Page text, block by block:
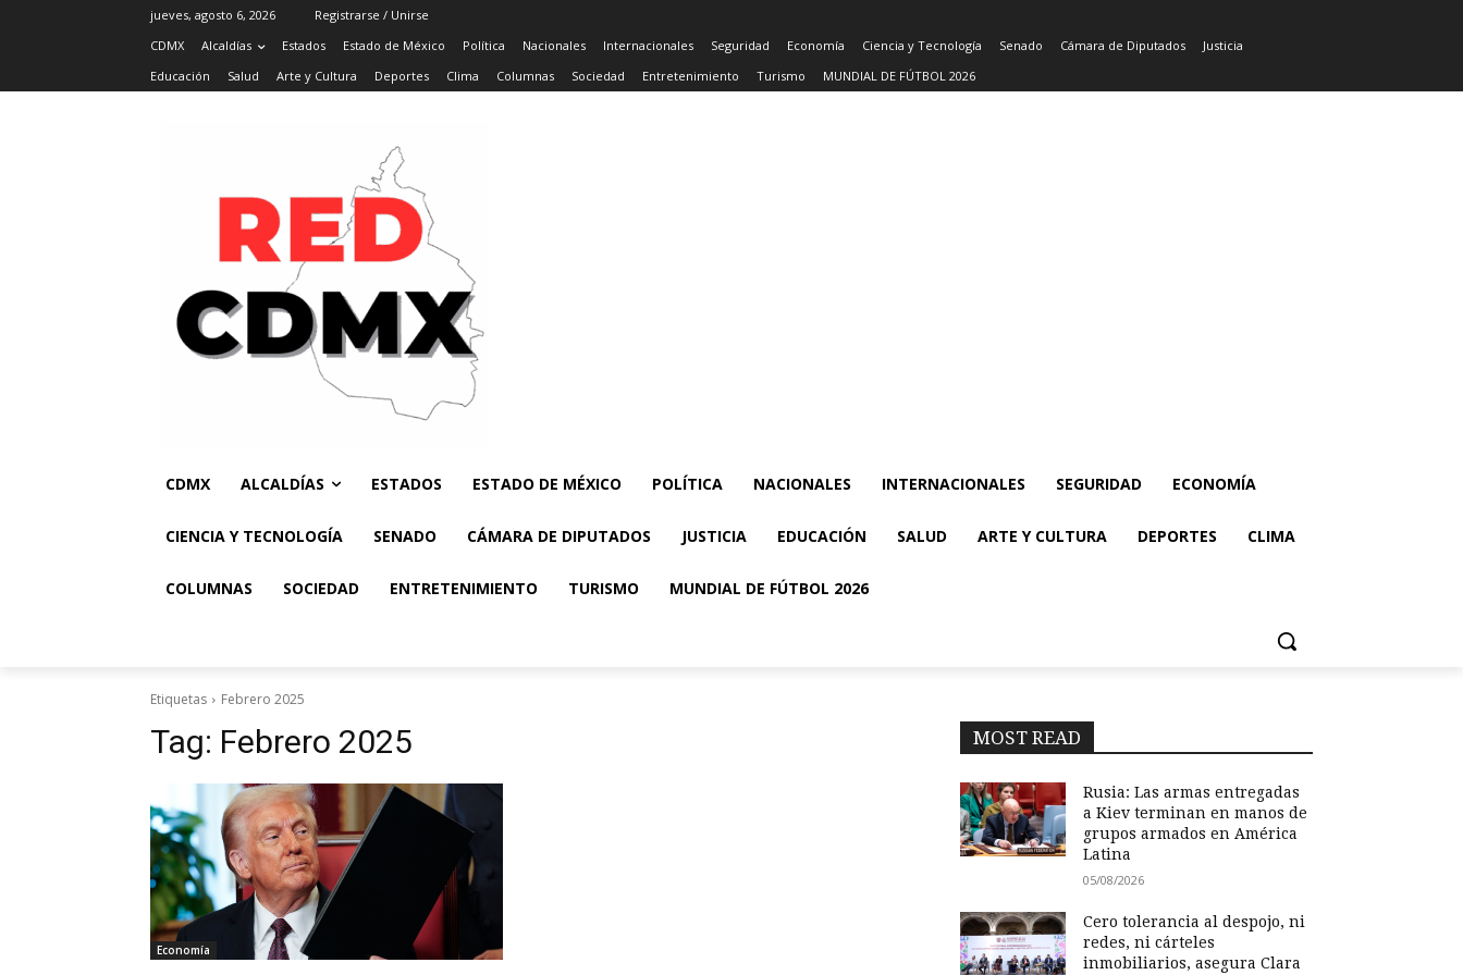
jueves, agosto 6, 2026
Registrarse / Unirse
CDMX
Alcaldías Estados Estado de México Política Nacionales Internacionales Seguridad Economía Ciencia y Tecnología Senado Cámara de Diputados
Justicia
Educación
Salud Arte y Cultura Deportes Clima Columnas Sociedad Entretenimiento Turismo MUNDIAL DE FÚTBOL 2026
CDMX ALCALDÍAS ESTADOS ESTADO DE MÉXICO POLÍTICA NACIONALES INTERNACIONALES SEGURIDAD ECONOMÍA
CIENCIA Y TECNOLOGÍA SENADO CÁMARA DE DIPUTADOS JUSTICIA EDUCACIÓN SALUD ARTE Y CULTURA DEPORTES CLIMA
COLUMNAS SOCIEDAD ENTRETENIMIENTO TURISMO MUNDIAL DE FÚTBOL 2026
Etiquetas Febrero 2025
Tag: Febrero 2025
Economía
MOST READ
Rusia: Las armas entregadas
a Kiev terminan en manos de
grupos armados en América
Latina
05/08/2026
Cero tolerancia al despojo, ni
redes, ni cárteles
inmobiliarios, asegura Clara